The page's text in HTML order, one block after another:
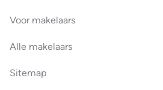
Voor makelaars
Alle makelaars
Sitemap